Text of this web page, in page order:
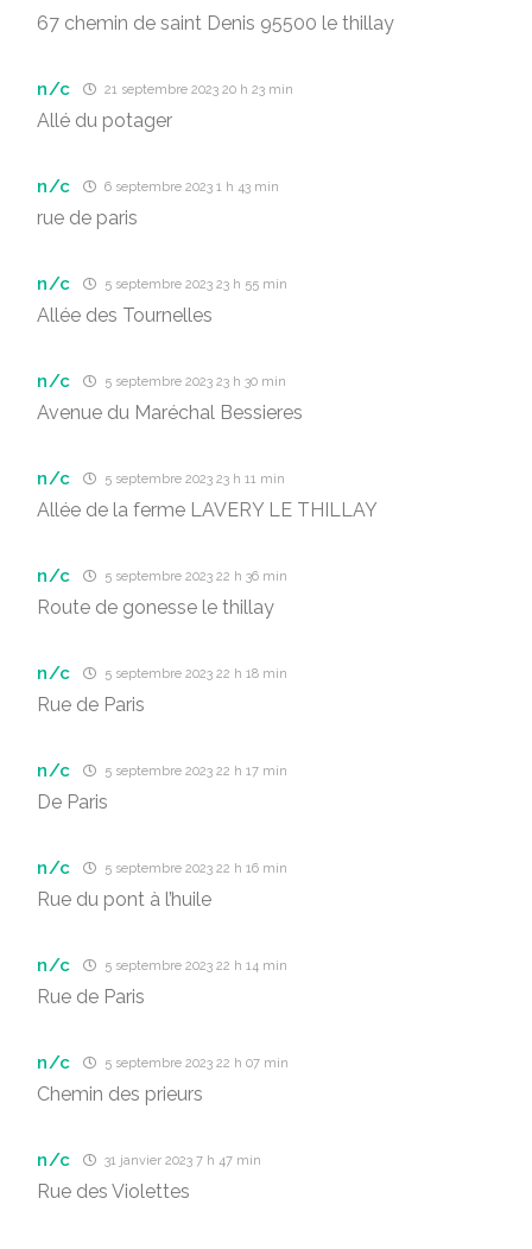
67 chemin de saint Denis 95500 le thillay
n/c 21 septembre 2023 20 h 23 min
Allé du potager
n/c 6 septembre 2023 1 h 43 min
rue de paris
n/c 5 septembre 2023 23 h 55 min
Allée des Tournelles
n/c 5 septembre 2023 23 h 30 min
Avenue du Maréchal Bessieres
n/c 5 septembre 2023 23 h 11 min
Allée de la ferme LAVERY LE THILLAY
n/c 5 septembre 2023 22 h 36 min
Route de gonesse le thillay
n/c 5 septembre 2023 22 h 18 min
Rue de Paris
n/c 5 septembre 2023 22 h 17 min
De Paris
n/c 5 septembre 2023 22 h 16 min
Rue du pont à l’huile
n/c 5 septembre 2023 22 h 14 min
Rue de Paris
n/c 5 septembre 2023 22 h 07 min
Chemin des prieurs
n/c 31 janvier 2023 7 h 47 min
Rue des Violettes